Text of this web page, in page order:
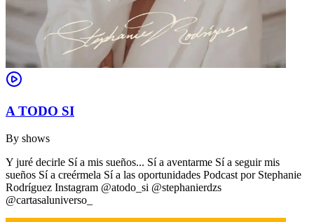
A TODO SI
By shows
Y juré decirle Sí a mis sueños... Sí a aventarme Sí a seguir mis
sueños Sí a creérmela Sí a las oportunidades Podcast por Stephanie
Rodríguez Instagram @atodo_si @stephanierdzs
@cartasaluniverso_